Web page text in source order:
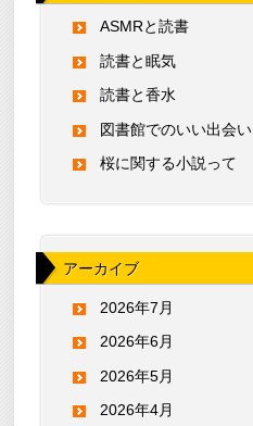
ASMRと読書
読書と眠気
読書と香水
図書館でのいい出会い
桜に関する小説って
アーカイブ
2026年7月
2026年6月
2026年5月
2026年4月